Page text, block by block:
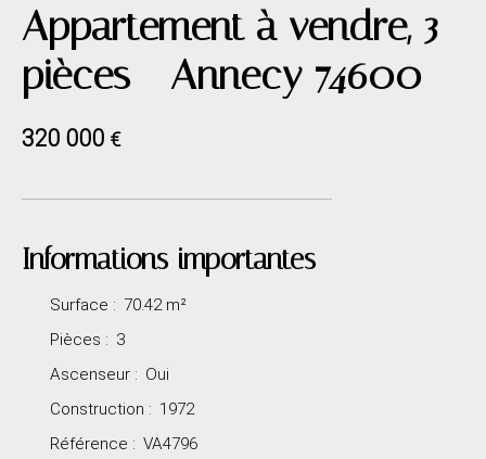
Appartement à vendre, 3
pièces - Annecy 74600
320 000 €
Informations importantes
Surface : 70.42 m²
Pièces : 3
Ascenseur : Oui
Construction : 1972
Référence : VA4796